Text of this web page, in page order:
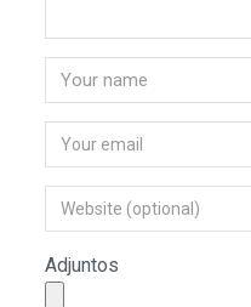
Adjuntos